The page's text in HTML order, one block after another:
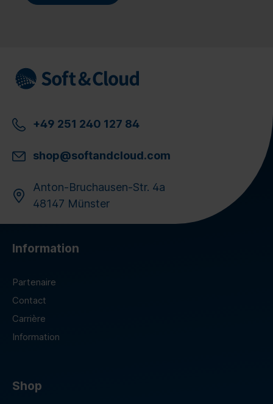
+49 251 240 127 84
shop@softandcloud.com
Anton-Bruchausen-Str. 4a
48147 Münster
Information
Partenaire
Contact
Carrière
Information
Shop